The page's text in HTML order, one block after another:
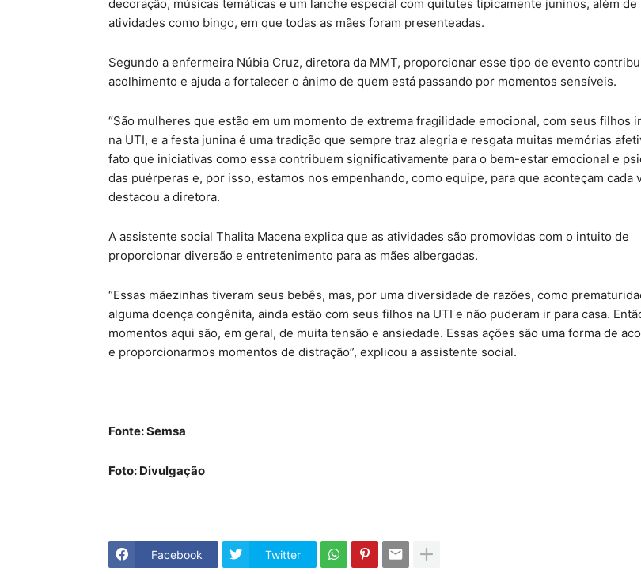
decoração, músicas temáticas e um lanche especial com quitutes tipicamente juninos, além de
atividades como bingo, em que todas as mães foram presenteadas.
Segundo a enfermeira Núbia Cruz, diretora da MMT, proporcionar esse tipo de evento
acolhimento e ajuda a fortalecer o ânimo de quem está passando por momentos sensíveis.
“São mulheres que estão em um momento de extrema fragilidade emocional, com seus filhos
na UTI, e a festa junina é uma tradição que sempre traz alegria e resgata muitas memórias
fato que iniciativas como essa contribuem significativamente para o bem-estar emocional e
das puérperas e, por isso, estamos nos empenhando, como equipe, para que aconteçam cada
destacou a diretora.
A assistente social Thalita Macena explica que as atividades são promovidas com o intuito de
proporcionar diversão e entretenimento para as mães albergadas.
“Essas mãezinhas tiveram seus bebês, mas, por uma diversidade de razões, como
alguma doença congênita, ainda estão com seus filhos na UTI e não puderam ir para casa.
momentos aqui são, em geral, de muita tensão e ansiedade. Essas ações são uma forma de
e proporcionarmos momentos de distração”, explicou a assistente social.
Fonte: Semsa
Foto: Divulgação
Facebook Twitter